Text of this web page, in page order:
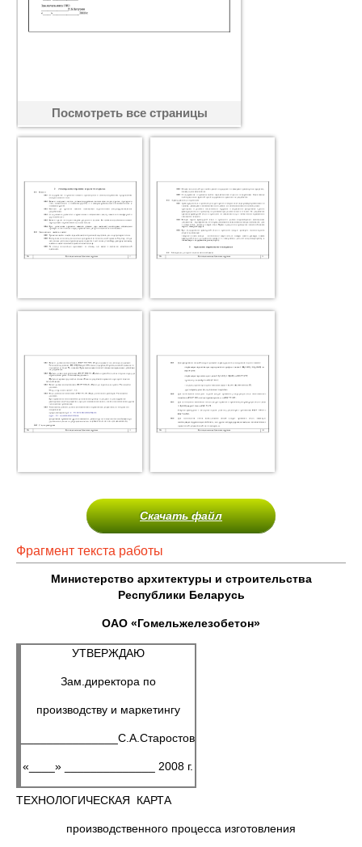
Посмотреть все страницы
Скачать файл
Фрагмент текста работы
Министерство архитектуры и строительства
Республики Беларусь
ОАО «Гомельжелезобетон»
УТВЕРЖДАЮ
Зам.директора по
производству и маркетингу
_______________С.А.Старостов
«____» ______________ 2008 г.
ТЕХНОЛОГИЧЕСКАЯ КАРТА
производственного процесса изготовления